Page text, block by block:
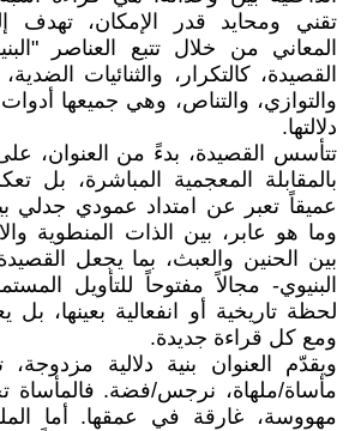
تقني ومحايد قدر الإمكان،
المعاني من خلال تتبع العناصر
القصيدة، كالتكرار، والثنائيات
والتوازي، والتناص، وهي جميعها أدوات
دلالتها.
تتأسس القصيدة، بدءً من العنوان، على
بالمقابلة المعجمية المباشرة، بل
عميقاً تعبر عن امتداد عمودي جدلي
وما هو عابر، بين الذات المنطوية
بين الحنين والعبث، بما يجعل
البنيوي- مجالاً مفتوحاً للتأويل
لحظة تاريخية أو انفعالية بعينها، بل
ومع كل قراءة جديدة.
ويقدّم العنوان بنية دلالية مزدوجة،
مأساة/ملهاة، نرجس/فضة. فالمأساة
مهووسة، غارقة في عمقها. أما